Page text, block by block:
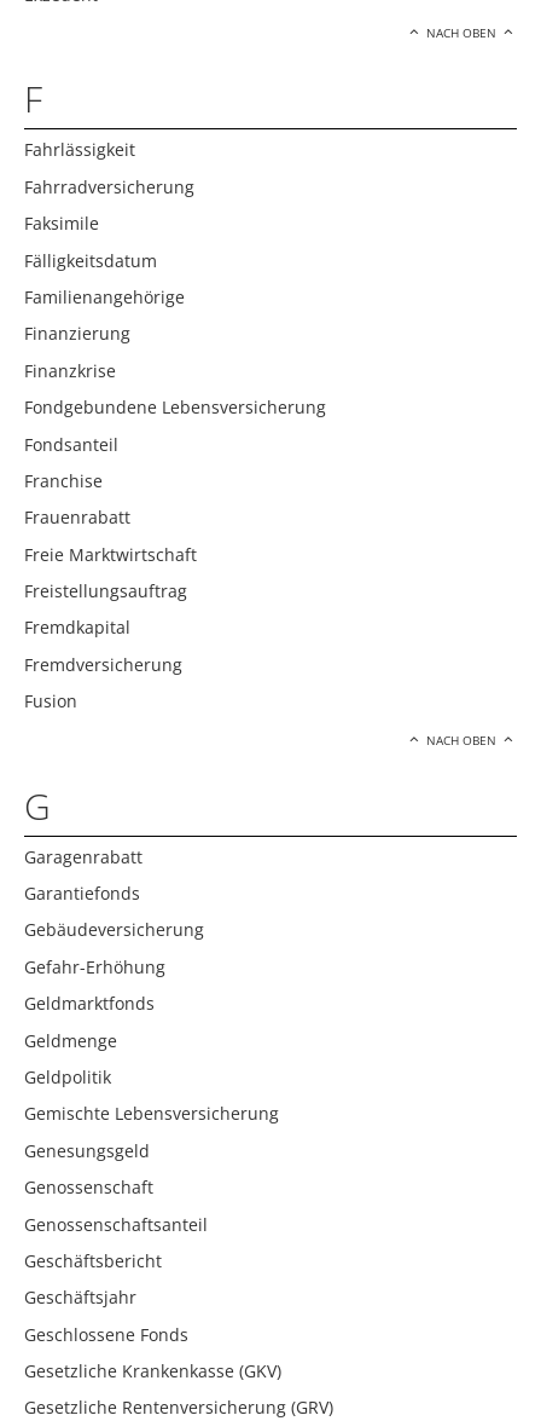
NACH OBEN
F
Fahrlässigkeit
Fahrradversicherung
Faksimile
Fälligkeitsdatum
Familienangehörige
Finanzierung
Finanzkrise
Fondgebundene Lebensversicherung
Fondsanteil
Franchise
Frauenrabatt
Freie Marktwirtschaft
Freistellungsauftrag
Fremdkapital
Fremdversicherung
Fusion
NACH OBEN
G
Garagenrabatt
Garantiefonds
Gebäudeversicherung
Gefahr-Erhöhung
Geldmarktfonds
Geldmenge
Geldpolitik
Gemischte Lebensversicherung
Genesungsgeld
Genossenschaft
Genossenschaftsanteil
Geschäftsbericht
Geschäftsjahr
Geschlossene Fonds
Gesetzliche Krankenkasse (GKV)
Gesetzliche Rentenversicherung (GRV)